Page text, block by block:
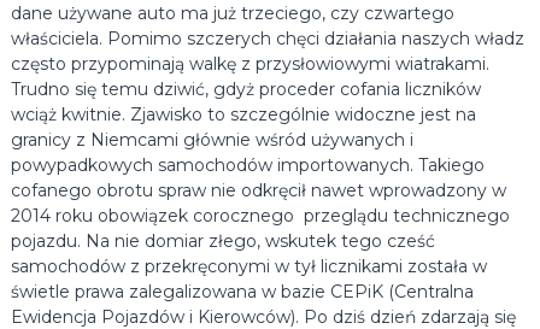
dane używane auto ma już trzeciego, czy czwartego
właściciela. Pomimo szczerych chęci działania naszych władz
często przypominają walkę z przysłowiowymi wiatrakami.
Trudno się temu dziwić, gdyż proceder cofania liczników
wciąż kwitnie. Zjawisko to szczególnie widoczne jest na
granicy z Niemcami głównie wśród używanych i
powypadkowych samochodów importowanych. Takiego
cofanego obrotu spraw nie odkręcił nawet wprowadzony w
2014 roku obowiązek corocznego przeglądu technicznego
pojazdu. Na nie domiar złego, wskutek tego cześć
samochodów z przekręconymi w tył licznikami została w
świetle prawa zalegalizowana w bazie CEPiK (Centralna
Ewidencja Pojazdów i Kierowców). Po dziś dzień zdarzają się